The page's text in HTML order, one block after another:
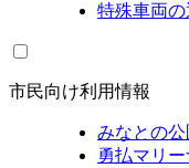
特殊車両
市民向け利用情報
みなとの
勇払マリー